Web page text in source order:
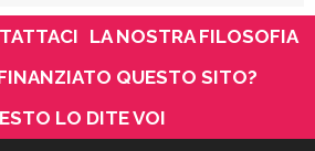
LA NOSTRA FILOSOFIA
QUESTO SITO?
LO DITE VOI